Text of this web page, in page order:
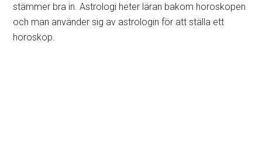
stämmer bra in. Astrologi heter läran bakom horoskopen
och man använder sig av astrologin för att ställa ett
horoskop.